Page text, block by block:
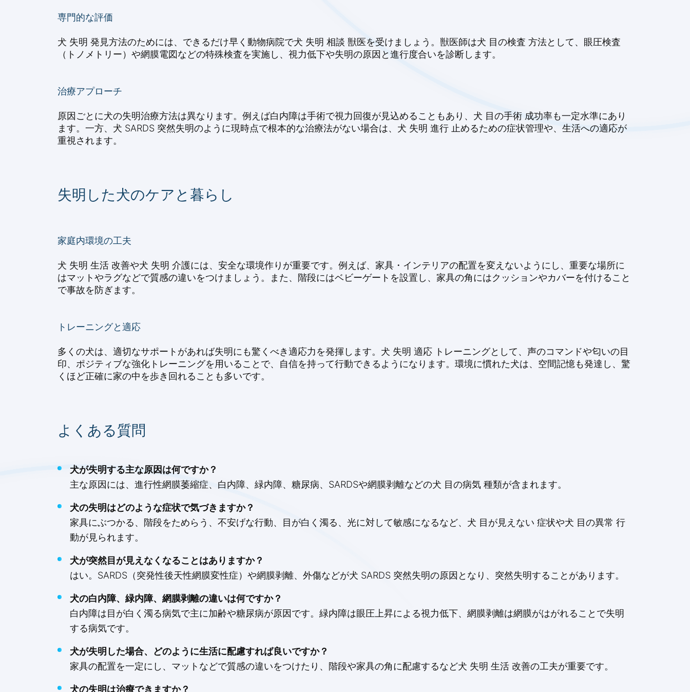
専門的な評価
犬 失明 発見方法のためには、できるだけ早く動物病院で犬 失明 相談 獣医を受けましょう。獣医師は犬 目の検査 方法として、眼圧検査
（トノメトリー）や網膜電図などの特殊検査を実施し、視力低下や失明の原因と進行度合いを診断します。
治療アプローチ
原因ごとに犬の失明治療方法は異なります。例えば白内障は手術で視力回復が見込めることもあり、犬 目の手術 成功率も一定水準にあり
ます。一方、犬 SARDS 突然失明のように現時点で根本的な治療法がない場合は、犬 失明 進行 止めるための症状管理や、生活への適応が
重視されます。
失明した犬のケアと暮らし
家庭内環境の工夫
犬 失明 生活 改善や犬 失明 介護には、安全な環境作りが重要です。例えば、家具・インテリアの配置を変えないようにし、重要な場所に
はマットやラグなどで質感の違いをつけましょう。また、階段にはベビーゲートを設置し、家具の角にはクッションやカバーを付けること
で事故を防ぎます。
トレーニングと適応
多くの犬は、適切なサポートがあれば失明にも驚くべき適応力を発揮します。犬 失明 適応 トレーニングとして、声のコマンドや匂いの目
印、ポジティブな強化トレーニングを用いることで、自信を持って行動できるようになります。環境に慣れた犬は、空間記憶も発達し、驚
くほど正確に家の中を歩き回れることも多いです。
よくある質問
犬が失明する主な原因は何ですか？
主な原因には、進行性網膜萎縮症、白内障、緑内障、糖尿病、SARDSや網膜剥離などの犬 目の病気 種類が含まれます。
犬の失明はどのような症状で気づきますか？
家具にぶつかる、階段をためらう、不安げな行動、目が白く濁る、光に対して敏感になるなど、犬 目が見えない 症状や犬 目の異常 行
動が見られます。
犬が突然目が見えなくなることはありますか？
はい。SARDS（突発性後天性網膜変性症）や網膜剥離、外傷などが犬 SARDS 突然失明の原因となり、突然失明することがあります。
犬の白内障、緑内障、網膜剥離の違いは何ですか？
白内障は目が白く濁る病気で主に加齢や糖尿病が原因です。緑内障は眼圧上昇による視力低下、網膜剥離は網膜がはがれることで失明
する病気です。
犬が失明した場合、どのように生活に配慮すれば良いですか？
家具の配置を一定にし、マットなどで質感の違いをつけたり、階段や家具の角に配慮するなど犬 失明 生活 改善の工夫が重要です。
犬の失明は治療できますか？